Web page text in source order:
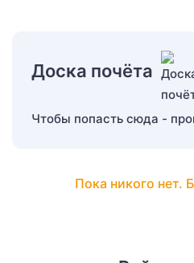
Доска почёта
Чтобы попасть сюда -
Пока никого нет.